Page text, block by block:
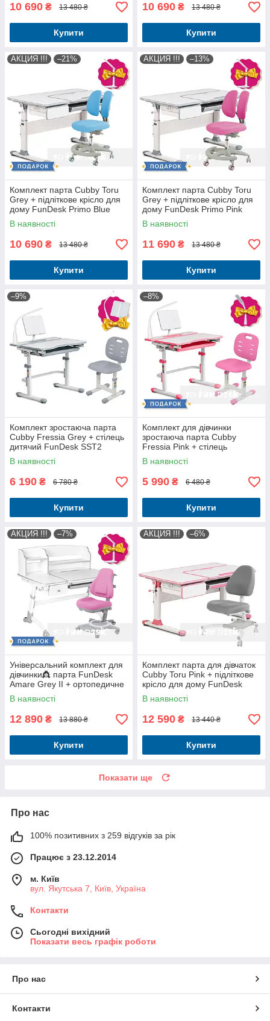
10 690 ₴ 13 480 ₴
Купити
10 690 ₴ 13 480 ₴
Купити
АКЦИЯ !!! –21%
Комплект парта Cubby Toru
Grey + підліткове крісло для
дому FunDesk Primo Blue
В наявності
10 690 ₴ 13 480 ₴
Купити
АКЦИЯ !!! –13%
Комплект парта Cubby Toru
Grey + підліткове крісло для
дому FunDesk Primo Pink
В наявності
11 690 ₴ 13 480 ₴
Купити
–9%
Комплект зростаюча парта
Cubby Fressia Grey + стілець
дитячий FunDesk SST2
В наявності
6 190 ₴ 6 780 ₴
Купити
–8%
Комплект для дівчинки
зростаюча парта Cubby
Fressia Pink + стілець
FunDesk SST2-S Pink
В наявності
5 990 ₴ 6 480 ₴
Купити
АКЦИЯ !!! –7%
Універсальний комплект для
дівчинки👸 парта FunDesk
Amare Grey II + ортопедичне
крісло FunDesk Bravo Pink
В наявності
12 890 ₴ 13 880 ₴
Купити
АКЦИЯ !!! –6%
Комплект парта для дівчаток
Cubby Toru Pink + підліткове
крісло для дому FunDesk
Ottimo Grey
В наявності
12 590 ₴ 13 440 ₴
Купити
Показати ще
Про нас
100% позитивних з 259 відгуків за рік
Працює з 23.12.2014
м. Київ
вул. Якутська 7, Київ, Україна
Контакти
Сьогодні вихідний
Показати весь графік роботи
Про нас
Контакти